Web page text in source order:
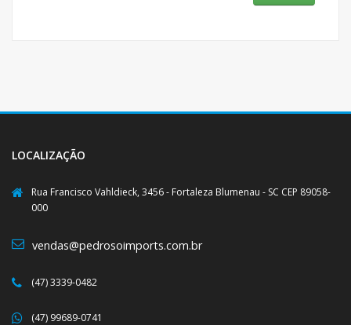
LOCALIZAÇÃO
Rua Francisco Vahldieck, 3456 - Fortaleza Blumenau - SC CEP 89058-
000
vendas@pedrosoimports.com.br
(47) 3339-0482
(47) 99689-0741